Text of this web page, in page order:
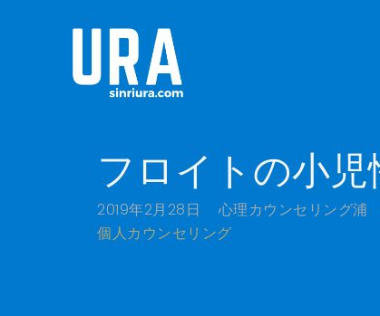
フロイトの小児
2019年2月28日 心理カウンセリング浦
個人カウンセリング